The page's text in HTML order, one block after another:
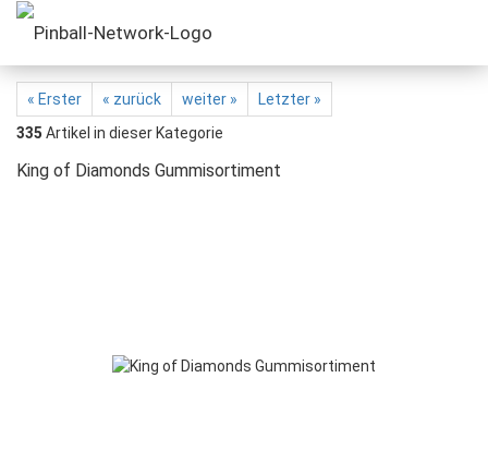
« Erster « zurück weiter »
Letzter »
335 Artikel in dieser Kategorie
King of Diamonds Gummisortiment